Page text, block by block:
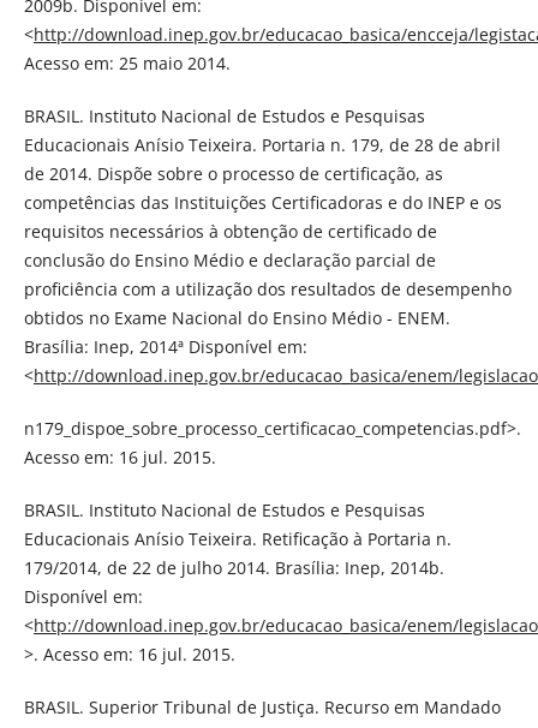
2009b. Disponível em:
<http://download.inep.gov.br/educacao_basica/encceja/
Acesso em: 25 maio 2014.
BRASIL. Instituto Nacional de Estudos e Pesquisas
Educacionais Anísio Teixeira. Portaria n. 179, de 28 de abril
de 2014. Dispõe sobre o processo de certificação, as
competências das Instituições Certificadoras e do INEP e os
requisitos necessários à obtenção de certificado de
conclusão do Ensino Médio e declaração parcial de
proficiência com a utilização dos resultados de desempenho
obtidos no Exame Nacional do Ensino Médio - ENEM.
Brasília: Inep, 2014ª Disponível em:
<http://download.inep.gov.br/educacao_basica/enem/
n179_dispoe_sobre_processo_certificacao_competencias.pdf>.
Acesso em: 16 jul. 2015.
BRASIL. Instituto Nacional de Estudos e Pesquisas
Educacionais Anísio Teixeira. Retificação à Portaria n.
179/2014, de 22 de julho 2014. Brasília: Inep, 2014b.
Disponível em:
<http://download.inep.gov.br/educacao_basica/enem/
>. Acesso em: 16 jul. 2015.
BRASIL. Superior Tribunal de Justiça. Recurso em Mandado